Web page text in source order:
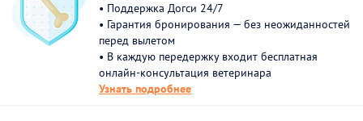
• Поддержка Догси 24/7
• Гарантия бронирования — без неожиданностей
перед вылетом
• В каждую передержку входит бесплатная
онлайн-консультация ветеринара
Узнать подробнее